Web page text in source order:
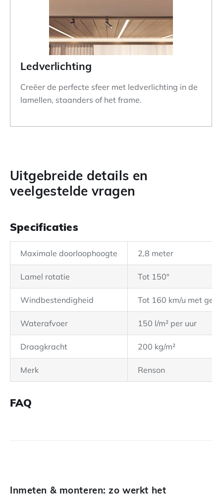
Ledverlichting
Creëer de perfecte sfeer met ledverlichting in de
lamellen, staanders of het frame.
Uitgebreide details en
veelgestelde vragen
Specificaties
Maximale doorloophoogte 2,8 meter
Lamel rotatie Tot 150°
Windbestendigheid Tot 160 km/u met
Waterafvoer 150 l/m² per uur
Draagkracht 200 kg/m²
Merk Renson
FAQ
Inmeten & monteren: zo werkt het